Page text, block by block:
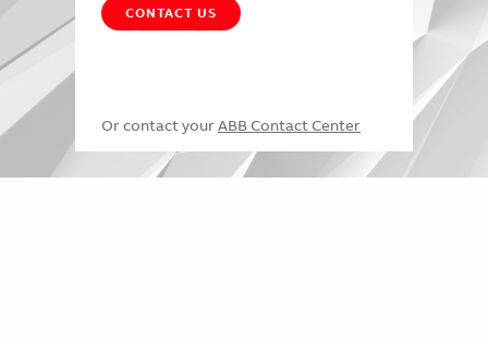
CONTACT US
Or contact your ABB Contact Center